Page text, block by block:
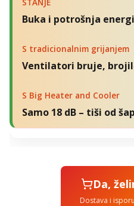
Buka i potrošnja
Ventilatori bruje,
Samo 18 dB – tiši od
Da,
Dostava i